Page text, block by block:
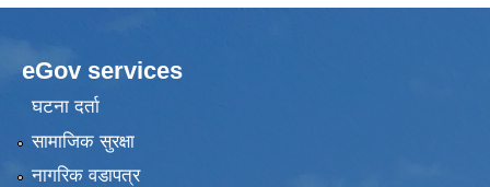
eGov services
घटना दर्ता
सामाजिक सुरक्षा
नागरिक वडापत्र